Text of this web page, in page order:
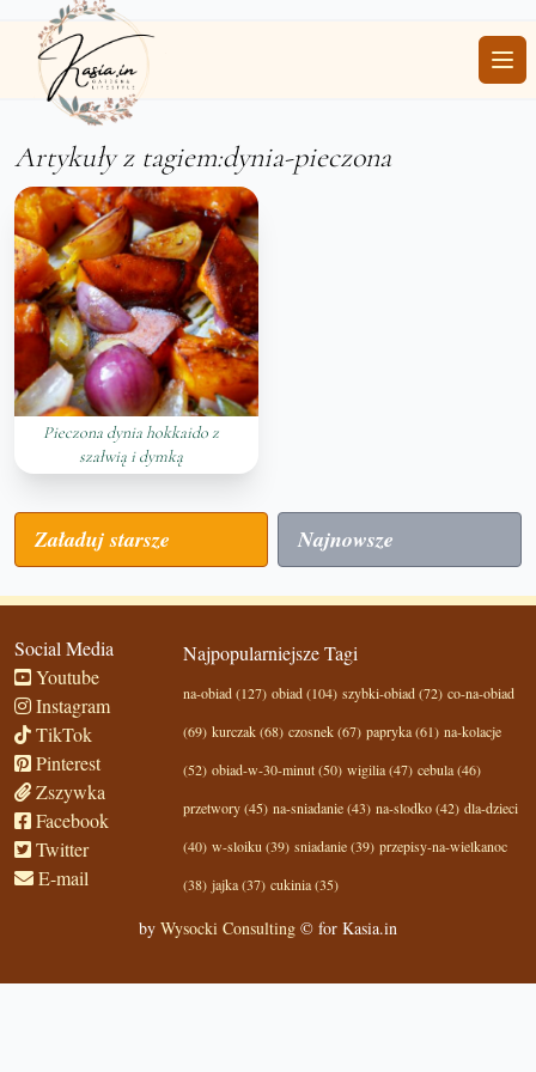
Artykuły z tagiem:dynia-pieczona
Pieczona dynia hokkaido z
szałwią i dymką
Załaduj starsze Najnowsze
Social Media
Youtube
Instagram
TikTok
Pinterest
Zszywka
Facebook
Twitter
E-mail
Najpopularniejsze Tagi
na-obiad (127) obiad (104) szybki-obiad (72) co-na-obiad
(69) kurczak (68) czosnek (67) papryka (61) na-kolacje
(52) obiad-w-30-minut (50) wigilia (47) cebula (46)
przetwory (45) na-sniadanie (43) na-slodko (42) dla-dzieci
(40) w-sloiku (39) sniadanie (39) przepisy-na-wielkanoc
(38) jajka (37) cukinia (35)
by Wysocki Consulting© for Kasia.in